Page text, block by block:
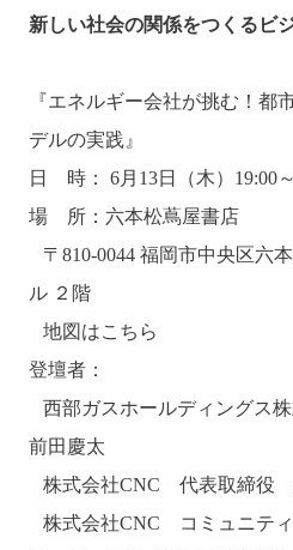
新しい社会の関係をつくるビ
『エネルギー会社が挑む！都
デルの実践』
日 時： 6月13日（木）19:00
場 所：六本松蔦屋書店
〒810-0044 福岡市中央区六
ル ２階
地図はこちら
登壇者：
西部ガスホールディングス
前田慶太
株式会社CNC 代表取締役
株式会社CNC コミュニテ